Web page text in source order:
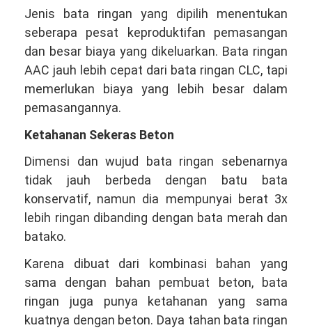
Jenis bata ringan yang dipilih menentukan
seberapa pesat keproduktifan pemasangan
dan besar biaya yang dikeluarkan. Bata ringan
AAC jauh lebih cepat dari bata ringan CLC, tapi
memerlukan biaya yang lebih besar dalam
pemasangannya.
Ketahanan Sekeras Beton
Dimensi dan wujud bata ringan sebenarnya
tidak jauh berbeda dengan batu bata
konservatif, namun dia mempunyai berat 3x
lebih ringan dibanding dengan bata merah dan
batako.
Karena dibuat dari kombinasi bahan yang
sama dengan bahan pembuat beton, bata
ringan juga punya ketahanan yang sama
kuatnya dengan beton. Daya tahan bata ringan